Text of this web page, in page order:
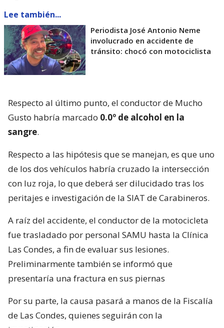
Lee también...
Periodista José Antonio Neme
involucrado en accidente de
tránsito: chocó con motociclista
Respecto al último punto, el conductor de Mucho
Gusto habría marcado 0.0º de alcohol en la
sangre.
Respecto a las hipótesis que se manejan, es que uno
de los dos vehículos habría cruzado la intersección
con luz roja, lo que deberá ser dilucidado tras los
peritajes e investigación de la SIAT de Carabineros.
A raíz del accidente, el conductor de la motocicleta
fue trasladado por personal SAMU hasta la Clínica
Las Condes, a fin de evaluar sus lesiones.
Preliminarmente también se informó que
presentaría una fractura en sus piernas
Por su parte, la causa pasará a manos de la Fiscalía
de Las Condes, quienes seguirán con la